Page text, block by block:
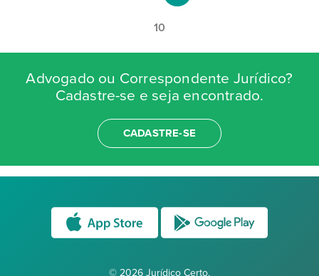
10
Advogado ou Correspondente Jurídico?
Cadastre-se e seja encontrado.
CADASTRE-SE
© 2026 Jurídico Certo.